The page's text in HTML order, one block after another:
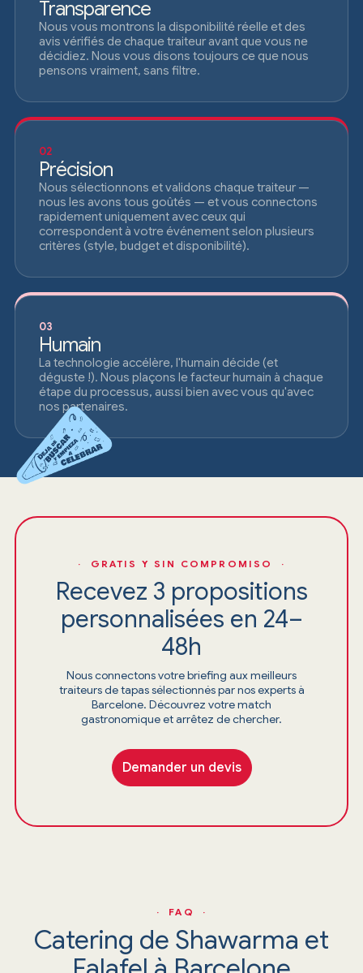
Transparence
Nous vous montrons la disponibilité réelle et des
avis vérifiés de chaque traiteur avant que vous ne
décidiez. Nous vous disons toujours ce que nous
pensons vraiment, sans filtre.
02
Précision
Nous sélectionnons et validons chaque traiteur —
nous les avons tous goûtés — et vous connectons
rapidement uniquement avec ceux qui
correspondent à votre événement selon plusieurs
critères (style, budget et disponibilité).
03
Humain
La technologie accélère, l'humain décide (et
déguste !). Nous plaçons le facteur humain à chaque
étape du processus, aussi bien avec vous qu'avec
nos partenaires.
· GRATIS Y SIN COMPROMISO ·
Recevez 3 propositions
personnalisées en 24–
48h
Nous connectons votre briefing aux meilleurs
traiteurs de tapas sélectionnés par nos experts à
Barcelone. Découvrez votre match
gastronomique et arrêtez de chercher.
Demander un devis
· FAQ ·
Catering de Shawarma et